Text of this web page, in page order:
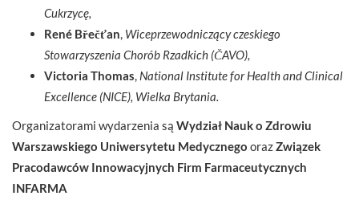
Cukrzycę,
René Břečťan Wiceprzewodniczący czeskiego
Stowarzyszenia Chorób Rzadkich (ČAVO),
Victoria Thomas National Institute for Health and Clinical
Excellence (NICE), Wielka Brytania.
Organizatorami wydarzenia są Wydział Nauk o Zdrowiu
Warszawskiego Uniwersytetu Medycznego orazZwiązek
Pracodawców Innowacyjnych Firm Farmaceutycznych
INFARMA